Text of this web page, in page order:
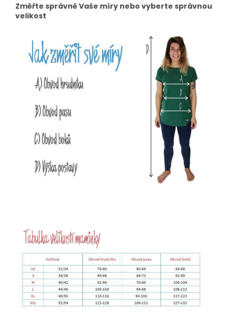
Změřte správně Vaše míry nebo vyberte správnou
velikost